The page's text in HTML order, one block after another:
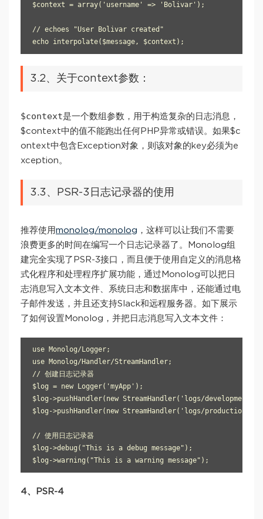
$context = array('username' => 'Bolivar');
// echoes "User Bolivar created"
3.2、关于context参数：
$context是一个数组参数，用于构造复杂的日志消息，
$context中的值不能跑出任何PHP异常或错误。如果$c
ontext中包含Exception对象，则该对象的key必须为e
xception。
3.3、PSR-3日志记录器的使用
推荐使用monolog/monolog ，这样可以让我们不需要
浪费更多的时间在编写一个日志记录器了。Monolog组
建完全实现了PSR-3接口，而且便于使用自定义的消息格
式化程序和处理程序扩展功能，通过Monolog可以把日
志消息写入文本文件、系统日志和数据库中，还能通过电
子邮件发送，并且还支持Slack和远程服务器。如下展示
了如何设置Monolog，并把日志消息写入文本文件：
use Monolog/Logger;
use Monolog/Handler/StreamHandler;
// 创建日志记录器
$log = new Logger('myApp');
$log->pushHandler(new StreamHandler('logs/
$log->pushHandler(new StreamHandler('logs/
// 使用日志记录器
$log->debug("This is a debug message");
4、PSR-4